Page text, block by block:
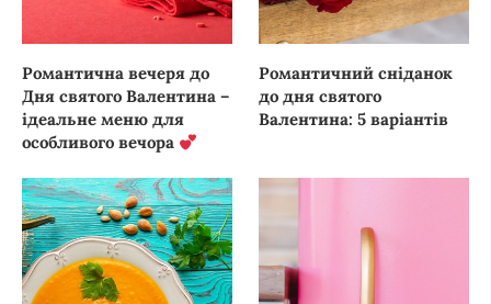
Романтична вечеря до
Дня святого Валентина –
ідеальне меню для
особливого вечора
Романтичний сніданок
до дня святого
Валентина: 5 варіантів